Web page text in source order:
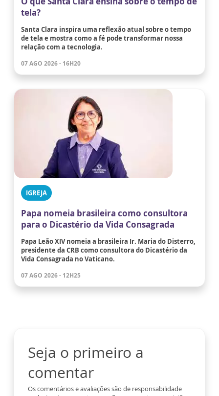
tela?
Santa Clara inspira uma reflexão atual sobre o tempo
de tela e mostra como a fé pode transformar nossa
relação com a tecnologia.
07 AGO 2026 - 16H20
IGREJA
Papa nomeia brasileira como consultora
para o Dicastério da Vida Consagrada
Papa Leão XIV nomeia a brasileira Ir. Maria do Disterro,
presidente da CRB como consultora do Dicastério da
Vida Consagrada no Vaticano.
07 AGO 2026 - 12H25
Seja o primeiro a
comentar
Os comentários e avaliações são de responsabilidade